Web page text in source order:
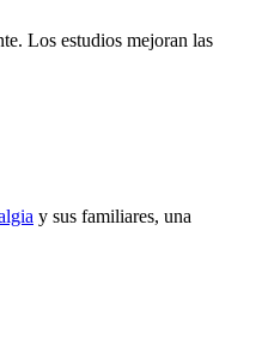
Los estudios mejoran las
y sus familiares, una